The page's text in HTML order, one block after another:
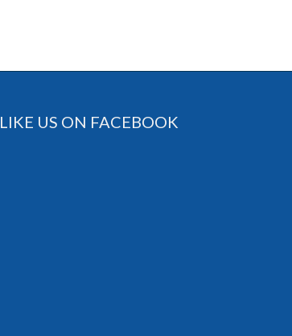
LIKE US ON FACEBOOK